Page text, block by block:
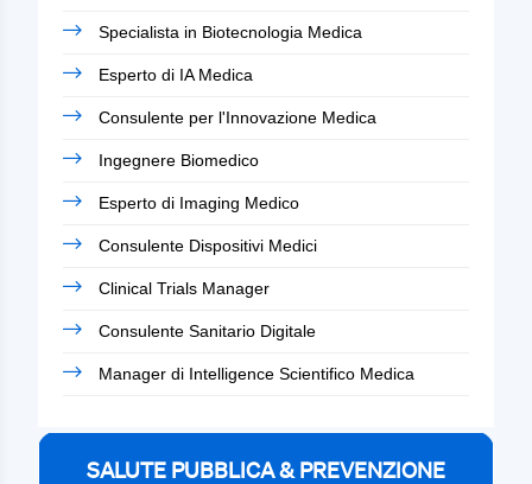
Specialista in Biotecnologia Medica
Esperto di IA Medica
Consulente per l'Innovazione Medica
Ingegnere Biomedico
Esperto di Imaging Medico
Consulente Dispositivi Medici
Clinical Trials Manager
Consulente Sanitario Digitale
Manager di Intelligence Scientifico Medica
SALUTE PUBBLICA & PREVENZIONE